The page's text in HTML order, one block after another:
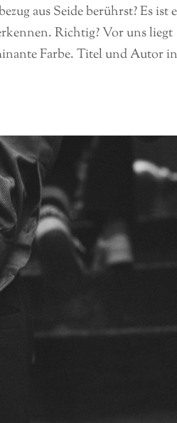
aus Seide berührst? Es ist
Richtig? Vor uns liegt
Farbe. Titel und Autor in